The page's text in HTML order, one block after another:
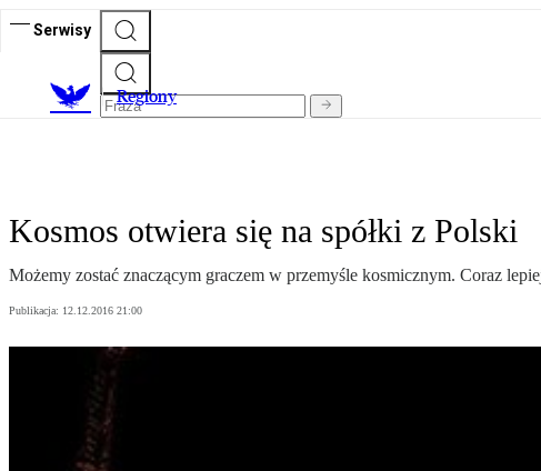
Serwisy
Regiony
Kosmos otwiera się na spółki z Polski
Możemy zostać znaczącym graczem w przemyśle kosmicznym. Coraz
Publikacja: 12.12.2016 21:00